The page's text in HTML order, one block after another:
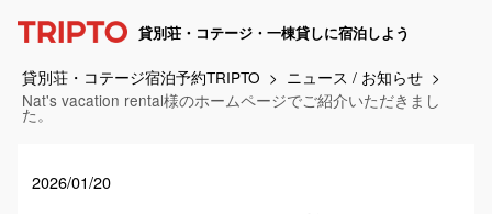
貸別荘・コテージ・一棟貸しに宿泊しよう
貸別荘・コテージ宿泊予約TRIPTO
ニュース / お知らせ
Nat's vacation rental様のホームページでご紹介いただきまし
た。
2026/01/20